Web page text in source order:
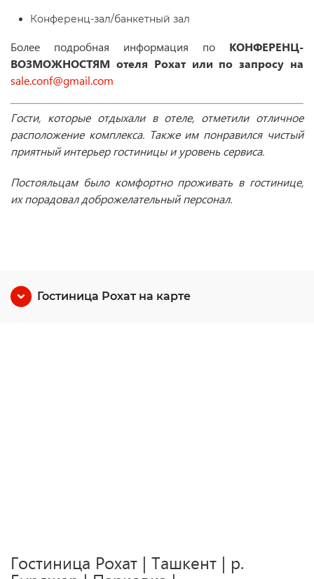
Конференц-зал/банкетный зал
Более подробная информация по КОНФЕРЕНЦ-
ВОЗМОЖНОСТЯМ отеля Рохат или по запросу на
sale.conf@gmail.com
Гости, которые отдыхали в отеле, отметили отличное
расположение комплекса. Также им понравился чистый
приятный интерьер гостиницы и уровень сервиса.
Постояльцам было комфортно проживать в гостинице,
их порадовал доброжелательный персонал.
Гостиница Рохат на карте
Гостиница Рохат | Ташкент | р.